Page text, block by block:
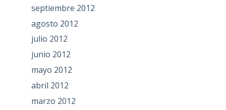
septiembre 2012
agosto 2012
julio 2012
junio 2012
mayo 2012
abril 2012
marzo 2012